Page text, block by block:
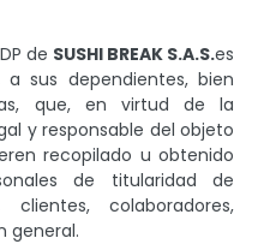
de SUSHI BREAK S.A.S.es
sus dependientes, bien
que, en virtud de la
y responsable del objeto
recopilado u obtenido
de titularidad de
clientes, colaboradores,
general.